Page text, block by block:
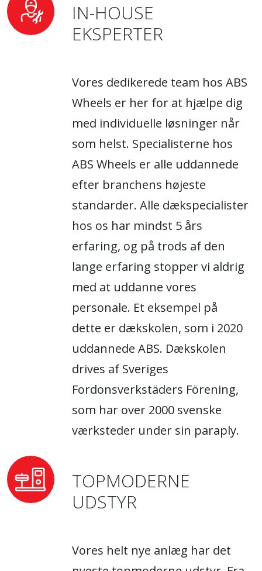
IN-HOUSE
EKSPERTER
Vores dedikerede team hos ABS
Wheels er her for at hjælpe dig
med individuelle løsninger når
som helst. Specialisterne hos
ABS Wheels er alle uddannede
efter branchens højeste
standarder. Alle dækspecialister
hos os har mindst 5 års
erfaring, og på trods af den
lange erfaring stopper vi aldrig
med at uddanne vores
personale. Et eksempel på
dette er dækskolen, som i 2020
uddannede ABS. Dækskolen
drives af Sveriges
Fordonsverkstäders Förening,
som har over 2000 svenske
værksteder under sin paraply.
TOPMODERNE
UDSTYR
Vores helt nye anlæg har det